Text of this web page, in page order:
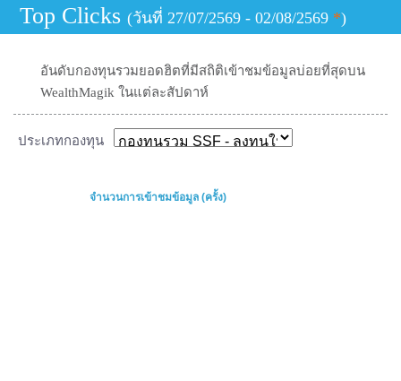
Top Clicks(วันที่ 27/07/2569 - 02/08/2569 *)
อันดับกองทุนรวมยอดฮิตที่มีสถิติเข้าชมข้อมูลบ่อยที่สุดบน
WealthMagik ในแต่ละสัปดาห์
ประเภทกองทุน
จำนวนการเข้าชมข้อมูล (ครั้ง)